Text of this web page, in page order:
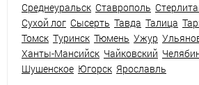
Среднеуральск Ставрополь
Сухой лог Сысерть Тавда Талица
Томск Туринск Тюмень Ужур
Ханты-Мансийск Чайковский
Шушенское Югорск Ярославль